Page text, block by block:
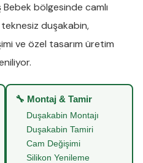
Bebek bölgesinde camlı
teknesiz duşakabin,
ve özel tasarım üretim
🔧 Montaj & Tamir
Duşakabin Montajı
Duşakabin Tamiri
Cam Değişimi
Silikon Yenileme